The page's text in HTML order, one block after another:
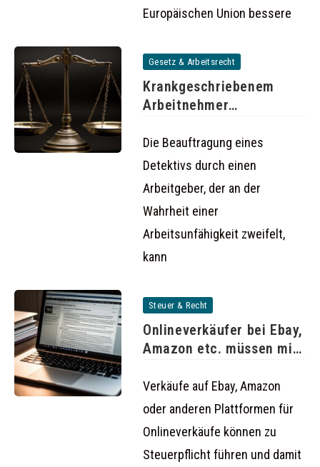
Europäischen Union bessere
Gesetz & Arbeitsrecht
Krankgeschriebenem
Arbeitnehmer
rechtswidrig sein
Die Beauftragung eines
Detektivs durch einen
Arbeitgeber, der an der
Wahrheit einer
Arbeitsunfähigkeit zweifelt,
kann
Steuer & Recht
Onlineverkäufer bei Ebay,
Amazon etc. müssen mit
Verkäufe auf Ebay, Amazon
oder anderen Plattformen für
Onlineverkäufe können zu
Steuerpflicht führen und damit